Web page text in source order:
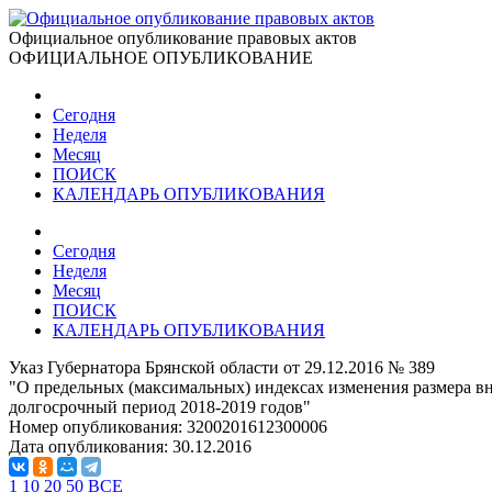
Официальное опубликование правовых актов
ОФИЦИАЛЬНОЕ ОПУБЛИКОВАНИЕ
Сегодня
Неделя
Месяц
ПОИСК
КАЛЕНДАРЬ ОПУБЛИКОВАНИЯ
Сегодня
Неделя
Месяц
ПОИСК
КАЛЕНДАРЬ ОПУБЛИКОВАНИЯ
Указ Губернатора Брянской области от 29.12.2016 № 389
"О предельных (максимальных) индексах изменения размера
долгосрочный период 2018-2019 годов"
Номер опубликования: 3200201612300006
Дата опубликования: 30.12.2016
1 10 20 50 ВСЕ